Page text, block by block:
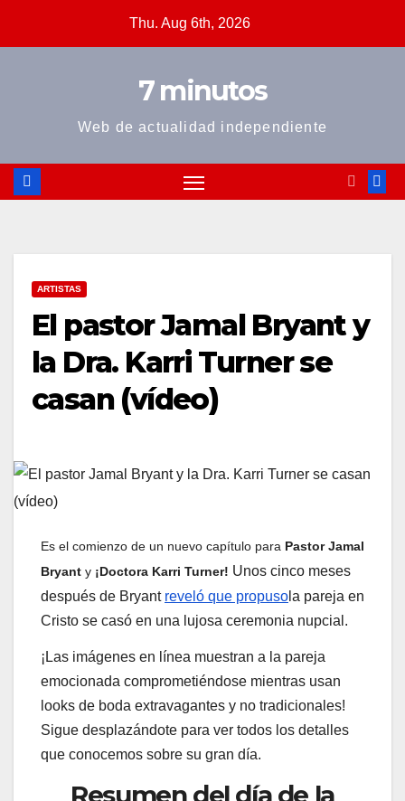
Thu. Aug 6th, 2026
7 minutos
Web de actualidad independiente
ARTISTAS
El pastor Jamal Bryant y
la Dra. Karri Turner se
casan (vídeo)
Es el comienzo de un nuevo capítulo para Pastor Jamal
Bryant y ¡Doctora Karri Turner! Unos cinco meses
después de Bryant reveló que propuso la pareja en
Cristo se casó en una lujosa ceremonia nupcial.
¡Las imágenes en línea muestran a la pareja
emocionada comprometiéndose mientras usan
looks de boda extravagantes y no tradicionales!
Sigue desplazándote para ver todos los detalles
que conocemos sobre su gran día.
Resumen del día de la